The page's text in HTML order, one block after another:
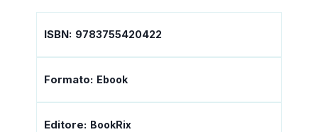
ISBN: 9783755420422
Formato: Ebook
Editore: BookRix